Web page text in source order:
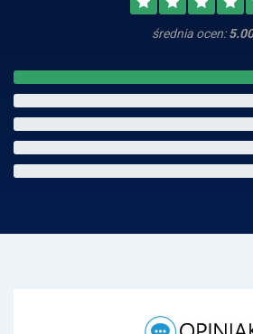
średnia ocen:5.00